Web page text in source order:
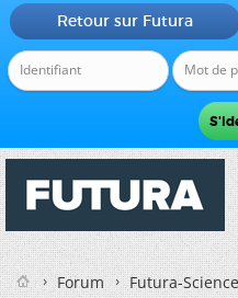
Retour sur Futura
Forum
Futura-